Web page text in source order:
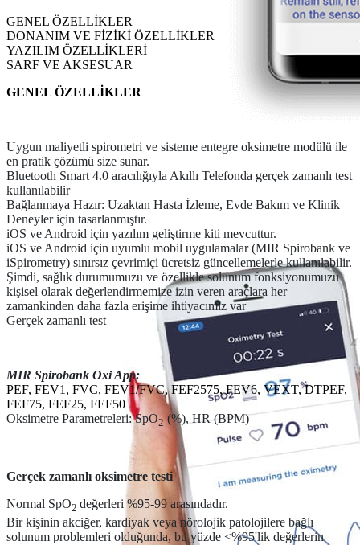
GENEL ÖZELLİKLER
DONANIM VE FİZİKİ ÖZELLİKLER
YAZILIM ÖZELLİKLERİ
SARF VE AKSESUAR
GENEL ÖZELLİKLER
Uygun maliyetli spirometri ve sisteme entegre oksimetre modülü ile
en pratik çözümü size sunar.
Bluetooth Smart 4.0 aracılığıyla Akıllı Telefonda gerçek zamanlı test
kullanılabilir
Bağlanmaya Hazır: Uzaktan Hasta İzleme, Evde Bakım ve Klinik
Deneyler için tasarlanmıştır.
iOS ve Android için yazılım geliştirme kiti mevcuttur.
iOS ve Android için uyumlu mobil uygulamalar (MIR Spirobank ve
iSpirometry) sınırsız çevrimiçi ücretsiz güncellemelerle kullanılabilir.
Şimdi, sağlık durumumuzu ve özellikle solunum fonksiyonumuzu
kişisel olarak değerlendirmemize izin veren araçlara her
zamankinden daha fazla erişime ihtiyacımız var
Gerçek zamanlı test
MIR Spirobank Oxi App:
PEF, FEV1, FVC, FEV1/FVC, FEF2575, FEV6, VEXT, DTPEF,
FEF75, FEF25, FEF50
Oksimetre Parametreleri: SpO2(%), HR (BPM)
Gerçek zamanlı oksimetre testi
Normal SpO2 değerleri %95-99 arasındadır.
Bir kişinin akciğer, kardiyak veya nörolojik patolojilere bağlı
solunum problemleri olduğunda, bu yüzde <%95'lik değerlerin